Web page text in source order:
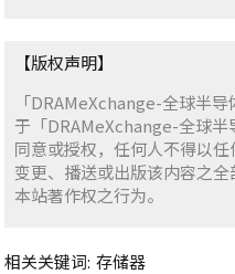
【版权声明】
「DRAMeXchange-全球半
于「DRAMeXchange-全球半
同意或授权，任何人不得以任
变更、播送或出版该内容之
本站著作权之行为。
相关关键词: 存储器